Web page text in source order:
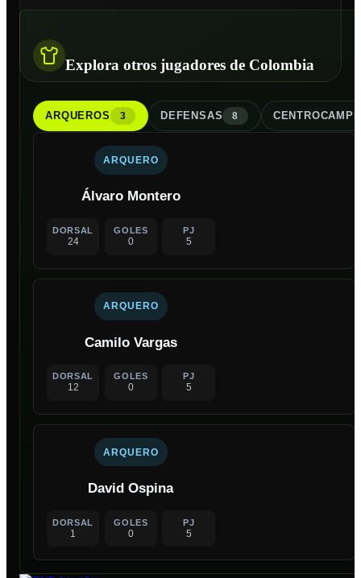
Explora otros jugadores de Colombia
ARQUEROS 3 DEFENSAS 8
ARQUERO
Álvaro Montero
DORSAL
24
GOLES
0
PJ
5
ARQUERO
Camilo Vargas
DORSAL
12
GOLES
0
PJ
5
ARQUERO
David Ospina
DORSAL
1
GOLES
0
PJ
5